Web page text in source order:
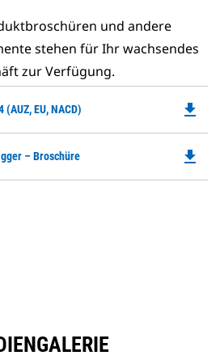
und andere
stehen für Ihr wachsendes
zur Verfügung.
EU, NACD)
a
file_download
– Broschüre file_download